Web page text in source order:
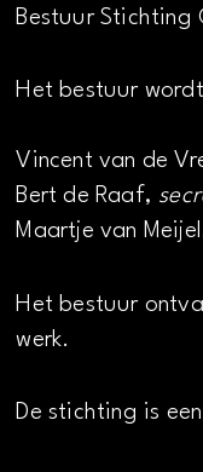
Bestuur Stichting
Het bestuur
Vincent van de
Bert de Raaf,
Maartje van
Het bestuur
werk.
De stichting is